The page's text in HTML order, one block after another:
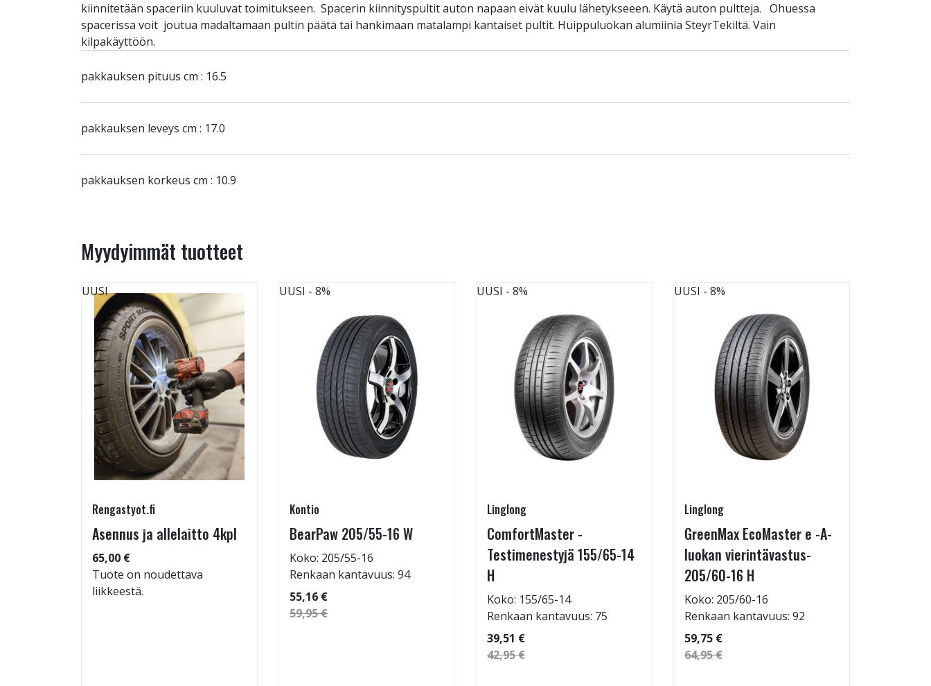
kiinnitetään spaceriin kuuluvat toimitukseen. Spacerin kiinnityspultit auton napaan eivät kuulu lähetykseeen. Käytä auton pultteja. Ohuessa
spacerissa voit joutua madaltamaan pultin päätä tai hankimaan matalampi kantaiset pultit. Huippuluokan alumiinia SteyrTekiltä. Vain
kilpakäyttöön.
pakkauksen pituus cm : 16.5
pakkauksen leveys cm : 17.0
pakkauksen korkeus cm : 10.9
Myydyimmät tuotteet
UUSI
Rengastyot.fi
Asennus ja allelaitto 4kpl
65,00 €
Tuote on noudettava
liikkeestä.
UUSI - 8%
Kontio
BearPaw 205/55-16 W
Koko: 205/55-16
Renkaan kantavuus: 94
55,16 €
59,95 €
UUSI - 8%
Linglong
ComfortMaster -
Testimenestyjä 155/65-14
H
Koko: 155/65-14
Renkaan kantavuus: 75
39,51 €
42,95 €
UUSI - 8%
Linglong
GreenMax EcoMaster e -A-
luokan vierintävastus-
205/60-16 H
Koko: 205/60-16
Renkaan kantavuus: 92
59,75 €
64,95 €